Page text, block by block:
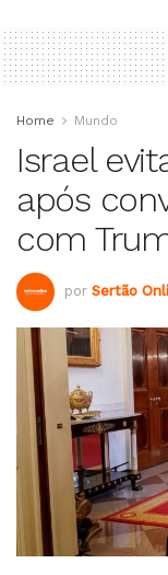
Home Mundo
Israel
após
com
por Sertão